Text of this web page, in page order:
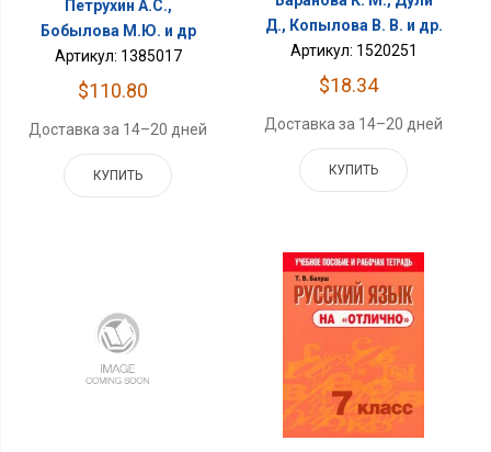
Петрухин А.С.,
Бобылова М.Ю. и др
Артикул: 1385017
$110.80
Доставка за 14–20 дней
КУПИТЬ
Д., Копылова В. В. и др.
Артикул: 1520251
$18.34
Доставка за 14–20 дней
КУПИТЬ